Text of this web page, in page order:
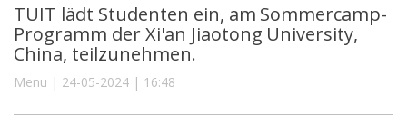
TUIT lädt Studenten ein, am Sommercamp-
Programm der Xi'an Jiaotong University,
China, teilzunehmen.
Menu | 24-05-2024 | 16:48